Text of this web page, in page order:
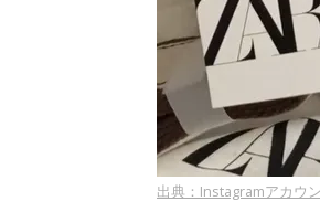
出典：Instagramアカウ